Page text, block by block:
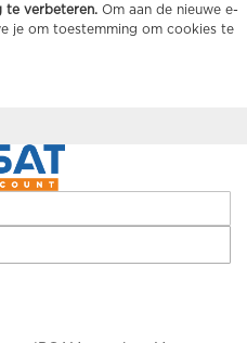
te verbeteren. Om aan de nieuwe e-
je om toestemming om cookies te